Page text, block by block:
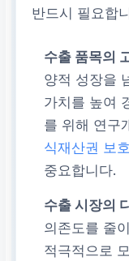
반드시 필요합
수출 품목의
양적 성장을
가치를 높여
를 위해 연구
식재산권 보호
중요합니다.
수출 시장의
의존도를 줄
적극적으로